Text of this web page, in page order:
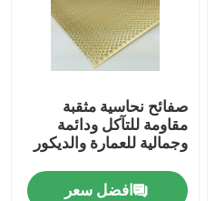
صفائح نحاسية مثقبة
مقاومة للتآكل ودائمة
وجمالية للعمارة والديكور
افضل سعر